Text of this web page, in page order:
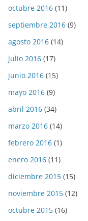
octubre 2016 (11)
septiembre 2016 (9)
agosto 2016 (14)
julio 2016 (17)
junio 2016 (15)
mayo 2016 (9)
abril 2016 (34)
marzo 2016 (14)
febrero 2016 (1)
enero 2016 (11)
diciembre 2015 (15)
noviembre 2015 (12)
octubre 2015 (16)